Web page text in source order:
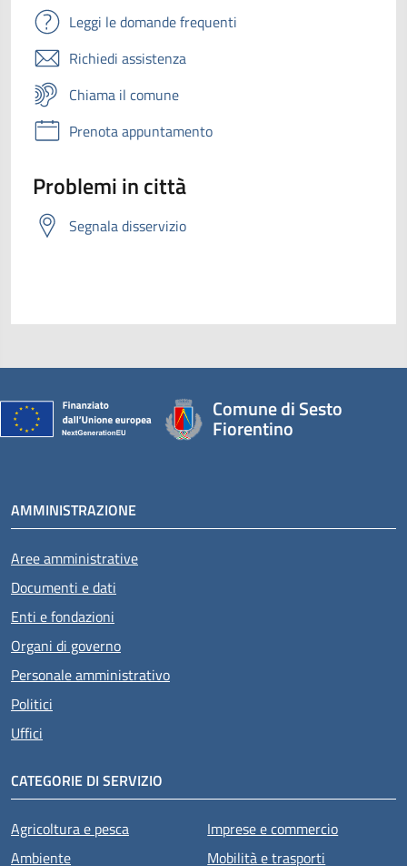
Leggi le domande frequenti
Richiedi assistenza
Chiama il comune
Prenota appuntamento
Problemi in città
Segnala disservizio
Comune di Sesto
Fiorentino
AMMINISTRAZIONE
Aree amministrative
Documenti e dati
Enti e fondazioni
Organi di governo
Personale amministrativo
Politici
Uffici
CATEGORIE DI SERVIZIO
Agricoltura e pesca
Ambiente
Imprese e commercio
Mobilità e trasporti